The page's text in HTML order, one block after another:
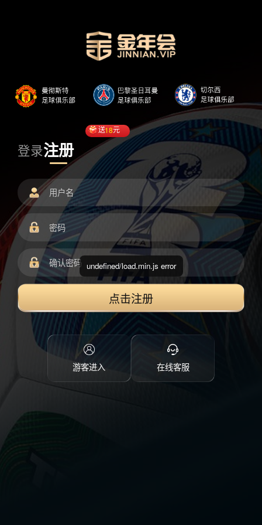
登录注册
送18元
点击注册
游客进入 在线客服
undefined/load.min.js error